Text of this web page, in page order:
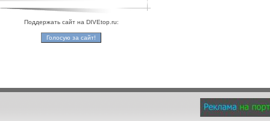
Поддержать сайт на DIVEtop.ru: